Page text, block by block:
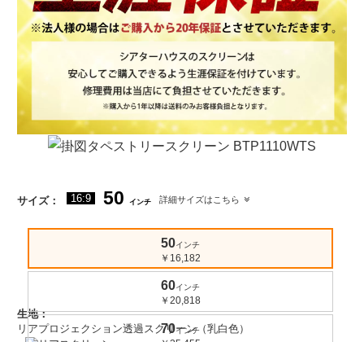
サイズ： 16:9 50 インチ 詳細サイズはこちら
50インチ
￥16,182
60インチ
￥20,818
70インチ
生地：
リアプロジェクション透過スクリーン（乳白色）